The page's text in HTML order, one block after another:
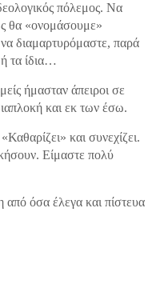
πόλεμος. Να
θα «ονομάσουμε»
διαμαρτυρόμαστε, παρά
τα ίδια…
ήμασταν άπειροι σε
και εκ των έσω.
και συνεχίζει.
Είμαστε πολύ
όσα έλεγα και πίστευα